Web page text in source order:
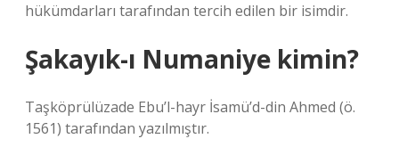
hükümdarları tarafından tercih edilen bir isimdir.
Şakayık-ı Numaniye kimin?
Taşköprülüzade Ebu’l-hayr İsamü’d-din Ahmed (ö.
1561) tarafından yazılmıştır.